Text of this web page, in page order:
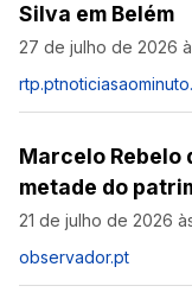
Silva em Belém
27 de julho de 2026
rtp.pt
Marcelo Rebelo
metade do
21 de julho de 2026
observador.pt